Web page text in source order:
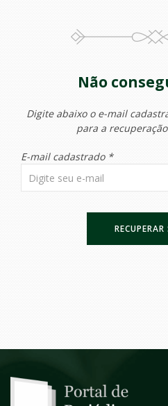
Não
Digite abaixo o e-mail
para a
E-mail cadastrado *